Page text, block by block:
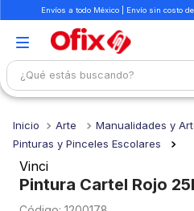
Envíos a todo México | Envío sin costo
¿Qué estás buscando?
Arte
Manualidades y
Pinturas y Pinceles Escolares
Vinci
Pintura Cartel Rojo
1.
mochilas
2.
libretas
3.
cuaderno